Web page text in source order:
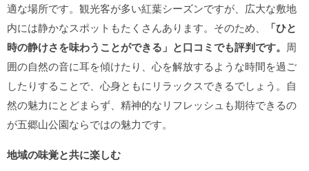
適な場所です。観光客が多い紅葉シーズンですが、広大な敷地
内には静かなスポットもたくさんあります。そのため、
「ひと
時の静けさを味わうことができる」と口コミでも評判です。 周
囲の自然の音に耳を傾けたり、心を解放するような時間を過ご
したりすることで、心身ともにリラックスできるでしょう。自
然の魅力にとどまらず、精神的なリフレッシュも期待できるの
が五郷山公園ならではの魅力です。
地域の味覚と共に楽しむ